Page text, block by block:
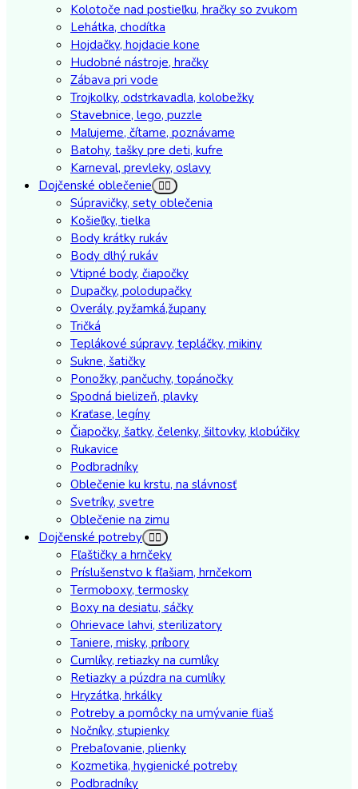
Kolotoče nad postieľku, hračky so zvukom
Lehátka, chodítka
Hojdačky, hojdacie kone
Hudobné nástroje, hračky
Zábava pri vode
Trojkolky, odstrkavadla, kolobežky
Stavebnice, lego, puzzle
Maľujeme, čítame, poznávame
Batohy, tašky pre deti, kufre
Karneval, prevleky, oslavy
Dojčenské oblečenie
Súpravičky, sety oblečenia
Košieľky, tielka
Body krátky rukáv
Body dlhý rukáv
Vtipné body, čiapočky
Dupačky, polodupačky
Overály, pyžamká,župany
Tričká
Teplákové súpravy, tepláčky, mikiny
Sukne, šatičky
Ponožky, pančuchy, topánočky
Spodná bielizeň, plavky
Kraťase, legíny
Čiapočky, šatky, čelenky, šiltovky, klobúčiky
Rukavice
Podbradníky
Oblečenie ku krstu, na slávnosť
Svetríky, svetre
Oblečenie na zimu
Dojčenské potreby
Fľaštičky a hrnčeky
Príslušenstvo k fľašiam, hrnčekom
Termoboxy, termosky
Boxy na desiatu, sáčky
Ohrievace lahvi, sterilizatory
Taniere, misky, príbory
Cumlíky, retiazky na cumlíky
Retiazky a púzdra na cumlíky
Hryzátka, hrkálky
Potreby a pomôcky na umývanie fliaš
Nočníky, stupienky
Prebaľovanie, plienky
Kozmetika, hygienické potreby
Podbradníky